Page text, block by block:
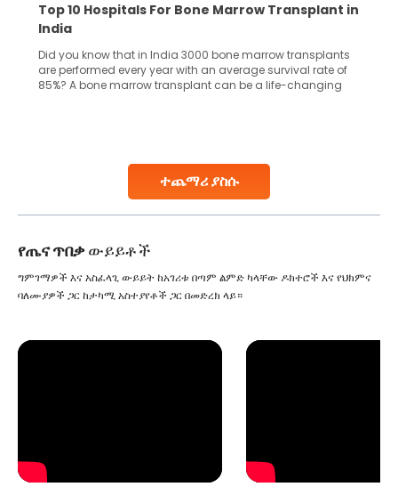
ተጨማሪ ያስሱ
Top 10 Hospitals For Bone Marrow Transplant in
India
Did you know that in India 3000 bone marrow transplants
are performed every year with an average survival rate of
85%? A bone marrow transplant can be a life-changing
የጤና ጥበቃውይይቶች
ግምገማዎች እና አስፈላጊ ውይይት ከአገሪቱ በጣም ልምድ ካላቸው ዶክተሮች እና የህክምና
ባለሙያዎች ጋር ከታካሚ አስተያየቶች ጋር በመድረክ ላይ።